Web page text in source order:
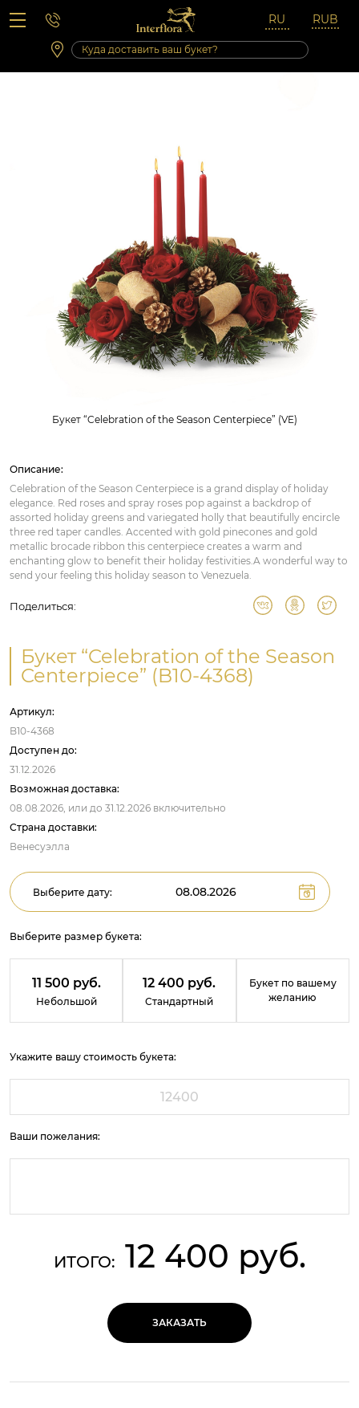
Вопросы-ответы
Сб 10:00 ‐ 14:00
Выходные и праздничные дни
Букет “Celebration of the Season Centerpiece” (VE)
Описание:
Celebration of the Season Centerpiece is a grand display of holiday
elegance. Red roses and spray roses pop against a backdrop of
assorted holiday greens and variegated holly that beautifully encircle
three red taper candles. Accented with gold pinecones and gold
metallic brocade ribbon this centerpiece creates a warm and
enchanting glow to benefit their holiday festivities.A wonderful way to
send your feeling this holiday season to Venezuela.
Поделиться:
Букет “Celebration of the Season
Centerpiece” (B10-4368)
Артикул:
B10-4368
Доступен до:
31.12.2026
Возможная доставка:
08.08.2026, или до 31.12.2026 включительно
Страна доставки:
Венесуэлла
Выберите дату:
Выберите размер букета:
11 500 руб.
Небольшой
12 400 руб.
Стандартный
Букет по вашему
желанию
Укажите вашу стоимость букета:
Ваши пожелания:
ИТОГО: 12 400 руб.
ЗАКАЗАТЬ